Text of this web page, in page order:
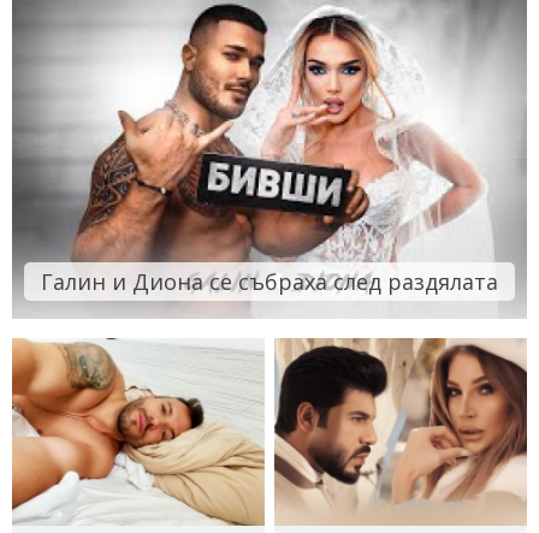
Галин и Диона се събраха след раздялата